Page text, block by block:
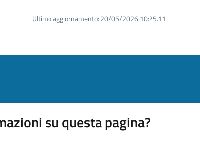
Ultimo aggiornamento: 20/05/2026 10:25.11
su questa pagina?